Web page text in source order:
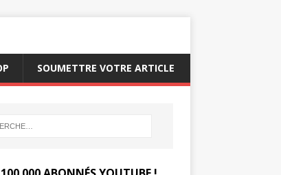
SOUMETTRE VOTRE ARTICLE